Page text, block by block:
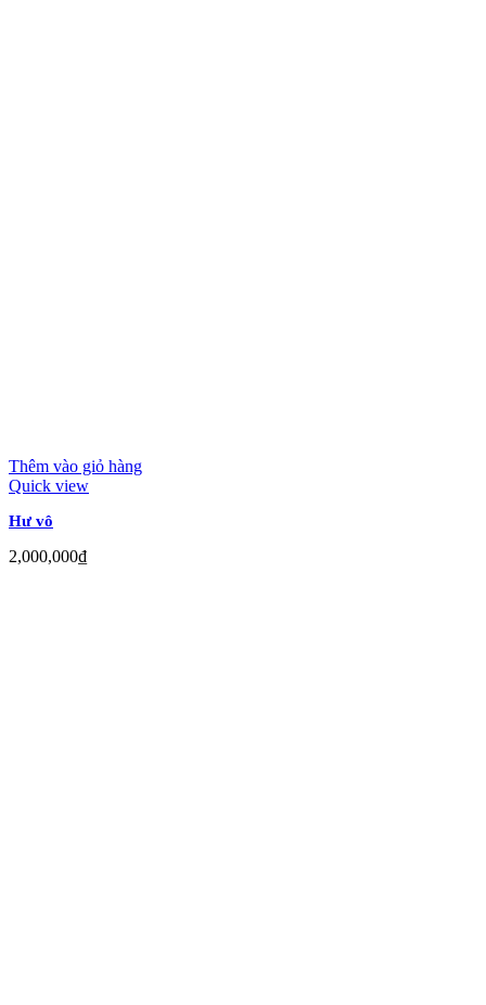
Thêm vào giỏ hàng
Quick view
Hư vô
2,000,000₫